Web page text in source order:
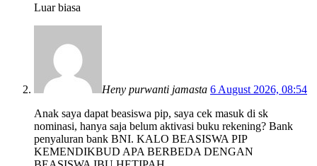
Luar biasa
Heny purwanti jamasta 6 August 2026, 08:54
Anak saya dapat beasiswa pip, saya cek masuk di sk
nominasi, hanya saja belum aktivasi buku rekening? Bank
penyaluran bank BNI. KALO BEASISWA PIP
KEMENDIKBUD APA BERBEDA DENGAN